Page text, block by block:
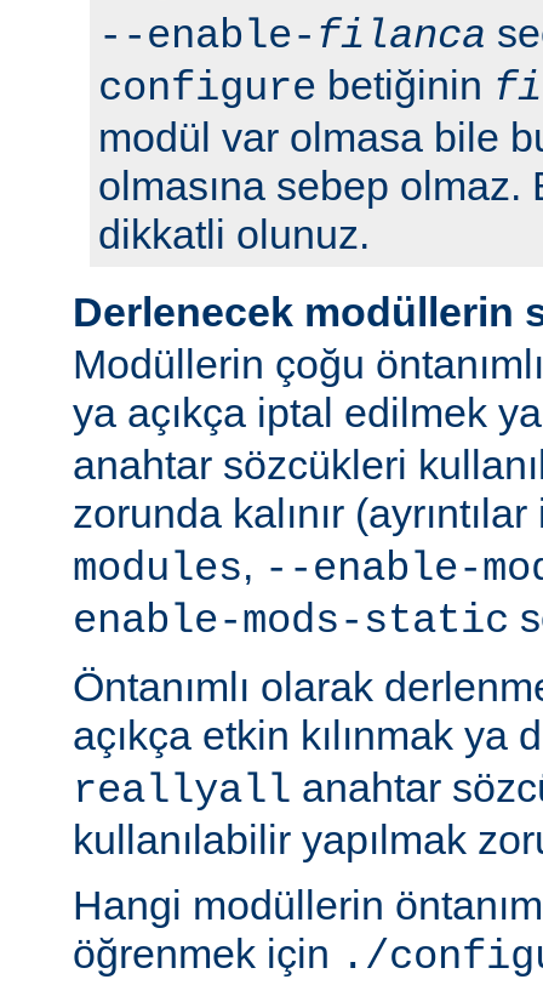
--enable- filanca
configure betiğinin
modül var olmasa bile
olmasına sebep olmaz.
dikkatli olunuz.
Derlenecek modüllerin
Modüllerin çoğu
ya açıkça iptal edilmek
anahtar sözcükleri
zorunda kalınır
modules, --enable-
enable-mods-static
Öntanımlı olarak
açıkça etkin kılınmak ya
reallyall anahtar
kullanılabilir yapılmak
Hangi modüllerin
öğrenmek için ./